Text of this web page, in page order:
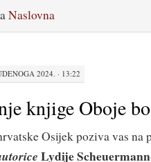
Naslovna
2024. · 13:22
knjige Oboje
Osijek poziva vas na
Lydije